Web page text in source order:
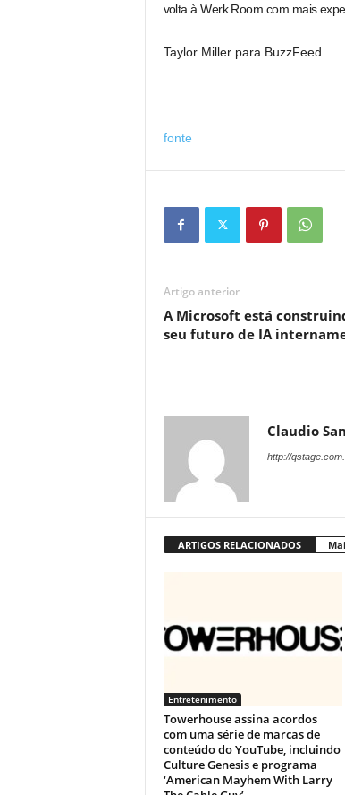
volta à Werk Room com mais
Taylor Miller para BuzzFeed
fonte
Artigo anterior
A Microsoft está
seu futuro de IA
Claudio
http://
ARTIGOS RELACIONADOS
Entretenimento
Towerhouse assina acordos
com uma série de marcas de
conteúdo do YouTube, incluindo
Culture Genesis e programa
‘American Mayhem With Larry